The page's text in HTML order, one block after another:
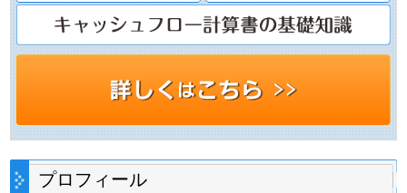
プロフィール